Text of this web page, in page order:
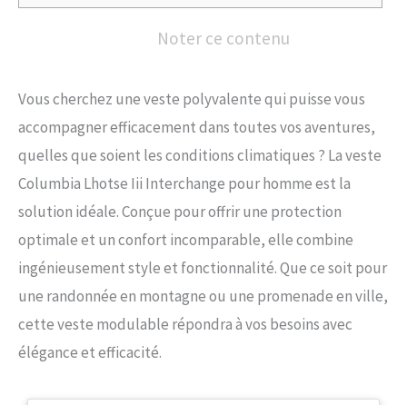
Noter ce contenu
Vous cherchez une veste polyvalente qui puisse vous
accompagner efficacement dans toutes vos aventures,
quelles que soient les conditions climatiques ? La veste
Columbia Lhotse Iii Interchange pour homme est la
solution idéale. Conçue pour offrir une protection
optimale et un confort incomparable, elle combine
ingénieusement style et fonctionnalité. Que ce soit pour
une randonnée en montagne ou une promenade en ville,
cette veste modulable répondra à vos besoins avec
élégance et efficacité.